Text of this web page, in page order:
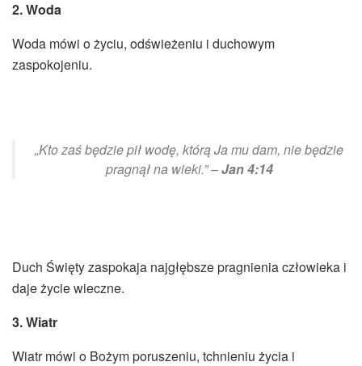
2. Woda
Woda mówi o życiu, odświeżeniu i duchowym
zaspokojeniu.
„Kto zaś będzie pił wodę, którą Ja mu dam, nie będzie
pragnął na wieki.” –Jan 4:14
Duch Święty zaspokaja najgłębsze pragnienia człowieka i
daje życie wieczne.
3. Wiatr
Wiatr mówi o Bożym poruszeniu, tchnieniu życia i